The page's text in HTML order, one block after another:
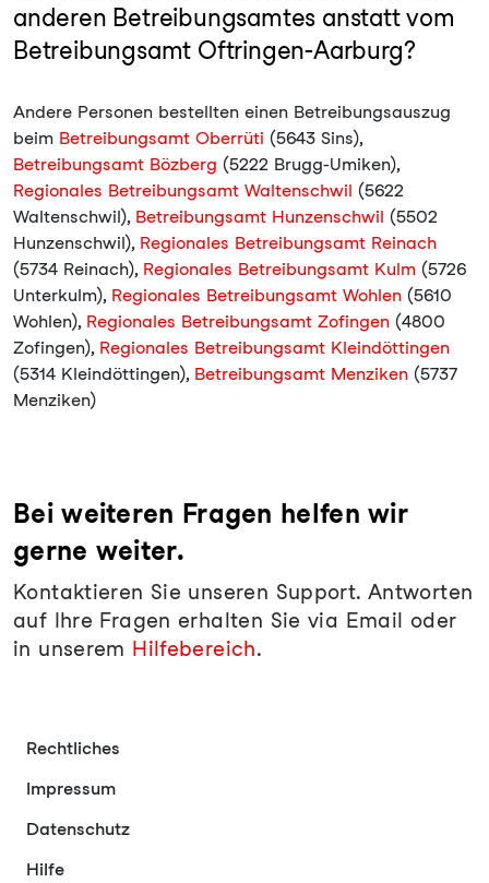
anderen Betreibungsamtes anstatt vom
Betreibungsamt Oftringen-Aarburg?
Andere Personen bestellten einen Betreibungsauszug
beim Betreibungsamt Oberrüti (5643 Sins),
Betreibungsamt Bözberg (5222 Brugg-Umiken),
Regionales Betreibungsamt Waltenschwil (5622
Waltenschwil), Betreibungsamt Hunzenschwil (5502
Hunzenschwil), Regionales Betreibungsamt Reinach
(5734 Reinach), Regionales Betreibungsamt Kulm (5726
Unterkulm), Regionales Betreibungsamt Wohlen (5610
Wohlen), Regionales Betreibungsamt Zofingen (4800
Zofingen), Regionales Betreibungsamt Kleindöttingen
(5314 Kleindöttingen), Betreibungsamt Menziken (5737
Menziken)
Bei weiteren Fragen helfen wir
gerne weiter.
Kontaktieren Sie unseren Support. Antworten
auf Ihre Fragen erhalten Sie via Email oder
in unserem Hilfebereich.
Rechtliches
Impressum
Datenschutz
Hilfe